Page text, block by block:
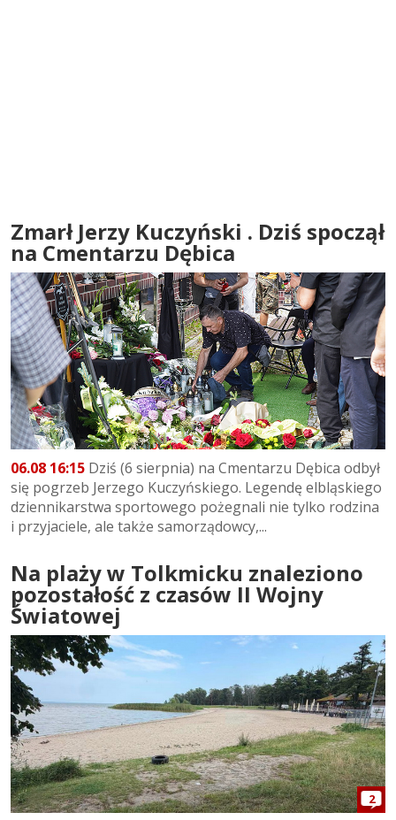
Zmarł Jerzy Kuczyński . Dziś spoczął
na Cmentarzu Dębica
06.08 16:15 Dziś (6 sierpnia) na Cmentarzu Dębica odbył
się pogrzeb Jerzego Kuczyńskiego. Legendę elbląskiego
dziennikarstwa sportowego pożegnali nie tylko rodzina
i przyjaciele, ale także samorządowcy,...
Na plaży w Tolkmicku znaleziono
pozostałość z czasów II Wojny
Światowej
2